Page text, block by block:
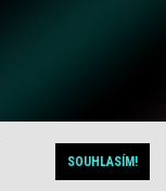
e-shop
SOUHLASÍM!